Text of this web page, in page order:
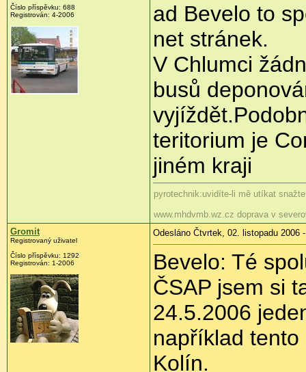
Číslo příspěvku: 688
Registrován: 4-2006
ad Bevelo to
net stránek.
V Chlumci
busů
teritorium je
jiném kraji
pyrotechnik:uvidíte-li mě utíkat
www.mhdvmb.wz.cz doprava v
Gromit
Registrovaný uživatel
Číslo příspěvku: 1292
Registrován: 1-2006
Odesláno Čtvrtek, 02. listopadu 2006
Bevelo: Té
ČSAP jsem si
24.5.2006
například
Kolín.